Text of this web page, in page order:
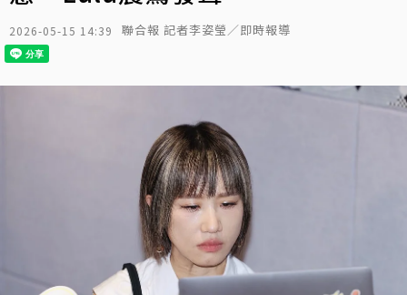
2026-05-15 14:39 聯合報 記者李姿瑩／即時報導